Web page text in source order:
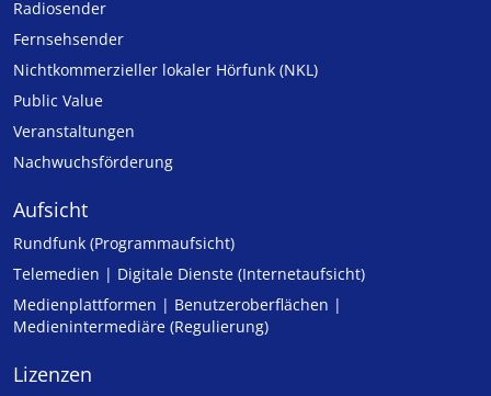
Radiosender
Fernsehsender
Nicht­kommer­zieller lo­ka­ler Hör­funk (NKL)
Public Value
Veranstaltungen
Nachwuchsförderung
Aufsicht
Rundfunk (Programmaufsicht)
Telemedien | Digitale Dienste (Internetaufsicht)
Medienplattformen | Benutzeroberflächen |
Medienintermediäre (Regulierung)
Lizenzen